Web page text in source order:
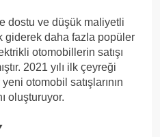
dostu ve düşük maliyetli
giderek daha fazla popüler
otomobillerin satışı
2021 yılı ilk çeyreği
otomobil satışlarının
oluşturuyor.